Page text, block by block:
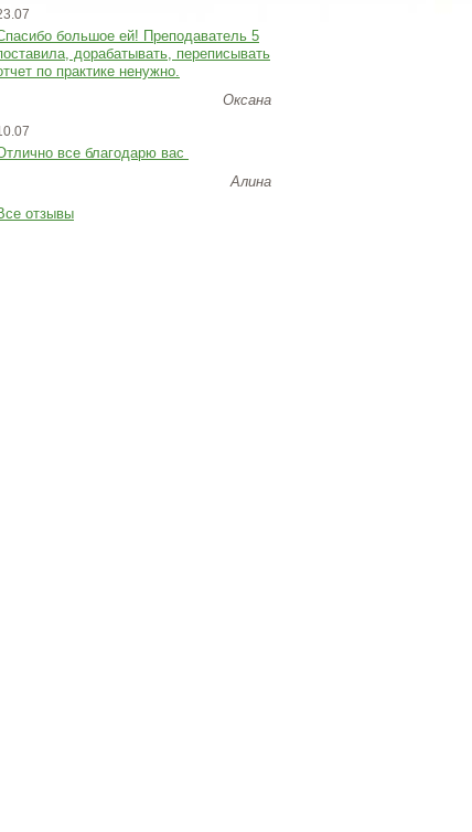
большое ей! Преподаватель 5
дорабатывать, переписывать
по практике ненужно.
Оксана
все благодарю вас
Алина
отзывы